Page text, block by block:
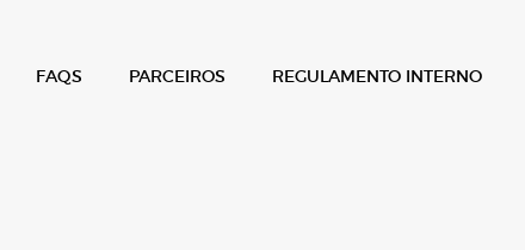
FAQS PARCEIROS REGULAMENTO INTERNO